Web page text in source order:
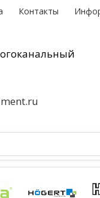
Контакты